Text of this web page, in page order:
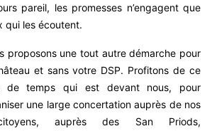
pareil, les promesses n’engagent que
qui les écoutent.
proposons une tout autre démarche pour
et sans votre DSP. Profitons de ce
de temps qui est devant nous, pour
une large concertation auprès de nos
auprès des San Priods,